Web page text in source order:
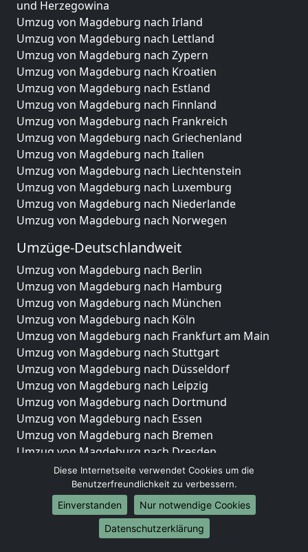
und Herzegowina
Umzug von Magdeburg nach Irland
Umzug von Magdeburg nach Lettland
Umzug von Magdeburg nach Zypern
Umzug von Magdeburg nach Kroatien
Umzug von Magdeburg nach Estland
Umzug von Magdeburg nach Finnland
Umzug von Magdeburg nach Frankreich
Umzug von Magdeburg nach Griechenland
Umzug von Magdeburg nach Italien
Umzug von Magdeburg nach Liechtenstein
Umzug von Magdeburg nach Luxemburg
Umzug von Magdeburg nach Niederlande
Umzug von Magdeburg nach Norwegen
Umzüge-Deutschlandweit
Umzug von Magdeburg nach Berlin
Umzug von Magdeburg nach Hamburg
Umzug von Magdeburg nach München
Umzug von Magdeburg nach Köln
Umzug von Magdeburg nach Frankfurt am Main
Umzug von Magdeburg nach Stuttgart
Umzug von Magdeburg nach Düsseldorf
Umzug von Magdeburg nach Leipzig
Umzug von Magdeburg nach Dortmund
Umzug von Magdeburg nach Essen
Umzug von Magdeburg nach Bremen
Umzug von Magdeburg nach Dresden
Umzug von Magdeburg nach Hannover
Umzug von Magdeburg nach Nürnberg
Umzug von Magdeburg nach Duisburg
Umzug von Magdeburg nach Bochum
Umzug von Magdeburg nach Wuppertal
Diese Internetseite verwendet Cookies um die
Benutzerfreundlichkeit zu verbessern.
Einverstanden
Nur notwendige Cookies
Datenschutzerklärung